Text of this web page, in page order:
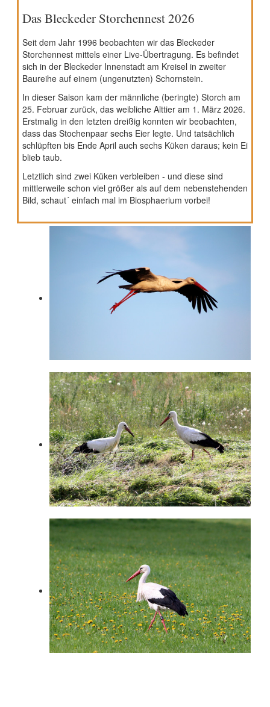
Das Bleckeder Storchennest 2026
Seit dem Jahr 1996 beobachten wir das Bleckeder
Storchennest mittels einer Live-Übertragung. Es befindet
sich in der Bleckeder Innenstadt am Kreisel in zweiter
Baureihe auf einem (ungenutzten) Schornstein.
In dieser Saison kam der männliche (beringte) Storch am
25. Februar zurück, das weibliche Alttier am 1. März 2026.
Erstmalig in den letzten dreißig konnten wir beobachten,
dass das Stochenpaar sechs Eier legte. Und tatsächlich
schlüpften bis Ende April auch sechs Küken daraus; kein Ei
blieb taub.
Letztlich sind zwei Küken verbleiben - und diese sind
mittlerweile schon viel größer als auf dem nebenstehenden
Bild, schaut´ einfach mal im Biosphaerium vorbei!